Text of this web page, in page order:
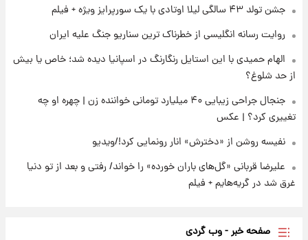
تصاویر عمامه بستن به شیوه خاتمی/ویدیو
جشن تولد ۴۳ سالگی لیلا اوتادی با یک سورپرایز ویژه + فیلم
روایت رسانه انگلیسی از خطرناک ترین سناریو جنگ علیه ایران
الهام حمیدی با این استایل رنگارنگ در اسپانیا دیده شد؛ خاص یا بیش
از حد شلوغ؟
جنجال جراحی زیبایی ۴۰ میلیارد تومانی خواننده زن | چهره او چه
تغییری کرد؟ | عکس
نفیسه روشن از «دخترش» انار رونمایی کرد!/ویدیو
علیرضا قربانی «گل‌های باران خورده» را خواند/ رفتی و بعد از تو دنیا
غرق شد در گریه‌هایم + فیلم
صفحه خبر - وب گردی